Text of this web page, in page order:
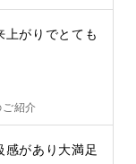
がりでとても
紹介
感があり大満足